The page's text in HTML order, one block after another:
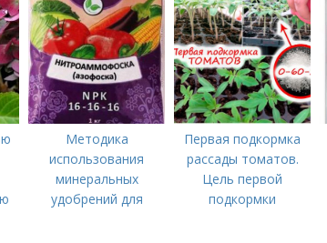
Методика
использования
минеральных
удобрений для
Первая подкормка
рассады томатов.
Цель первой
подкормки